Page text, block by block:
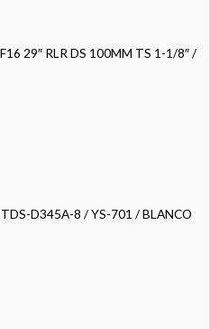
29″ RLR DS 100MM TS 1-1/8″ /
D345A-8 / YS-701 / BLANCO